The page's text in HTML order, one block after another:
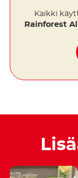
Kaikki
Rainforest